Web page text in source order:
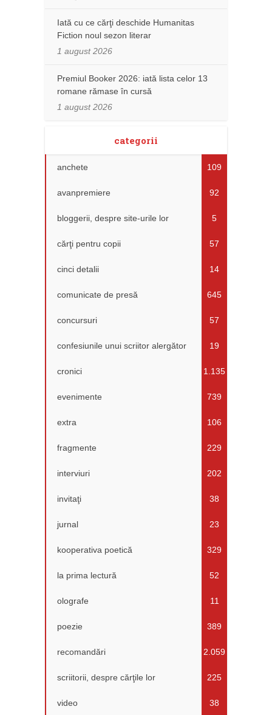
Iată cu ce cărţi deschide Humanitas
Fiction noul sezon literar
1 august 2026
Premiul Booker 2026: iată lista celor 13
romane rămase în cursă
1 august 2026
categorii
anchete 109
avanpremiere 92
bloggerii, despre site-urile lor 5
cărţi pentru copii 57
cinci detalii 14
comunicate de presă 645
concursuri 57
confesiunile unui scriitor alergător 19
cronici 1.135
evenimente 739
extra 106
fragmente 229
interviuri 202
invitaţi 38
jurnal 23
kooperativa poetică 329
la prima lectură 52
olografe 11
poezie 389
recomandări 2.059
scriitorii, despre cărţile lor 225
video 38